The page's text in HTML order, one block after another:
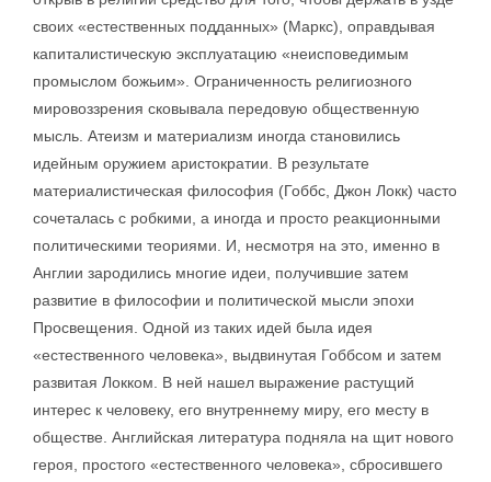
своих «естественных подданных» (Маркс), оправдывая
капиталистическую эксплуатацию «неисповедимым
промыслом божьим». Ограниченность религиозного
мировоззрения сковывала передовую общественную
мысль. Атеизм и материализм иногда становились
идейным оружием аристократии. В результате
материалистическая философия (Гоббс, Джон Локк) часто
сочеталась с робкими, а иногда и просто реакционными
политическими теориями. И, несмотря на это, именно в
Англии зародились многие идеи, получившие затем
развитие в философии и политической мысли эпохи
Просвещения. Одной из таких идей была идея
«естественного человека», выдвинутая Гоббсом и затем
развитая Локком. В ней нашел выражение растущий
интерес к человеку, его внутреннему миру, его месту в
обществе. Английская литература подняла на щит нового
героя, простого «естественного человека», сбросившего